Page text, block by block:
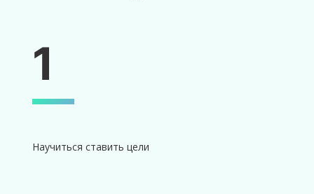
1
Научиться ставить цели